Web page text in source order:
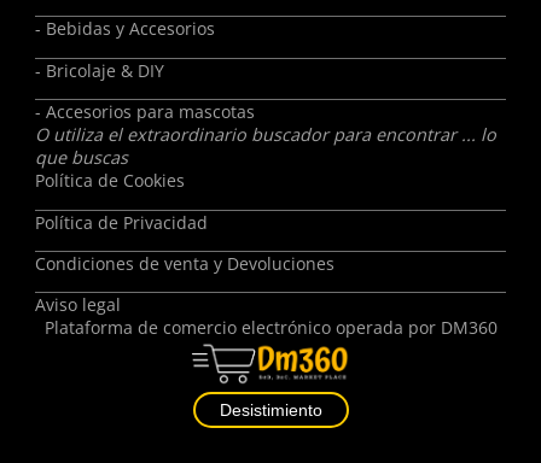
- Bebidas y Accesorios
- Bricolaje & DIY
- Accesorios para mascotas
O utiliza el extraordinario buscador para encontrar ... lo
que buscas
Política de Cookies
Política de Privacidad
Condiciones de venta y Devoluciones
Aviso legal
Plataforma de comercio electrónico operada por DM360
Desistimiento